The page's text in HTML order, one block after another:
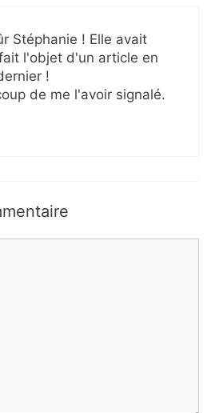
Stéphanie ! Elle avait
l'objet d'un article en
!
de me l'avoir signalé.